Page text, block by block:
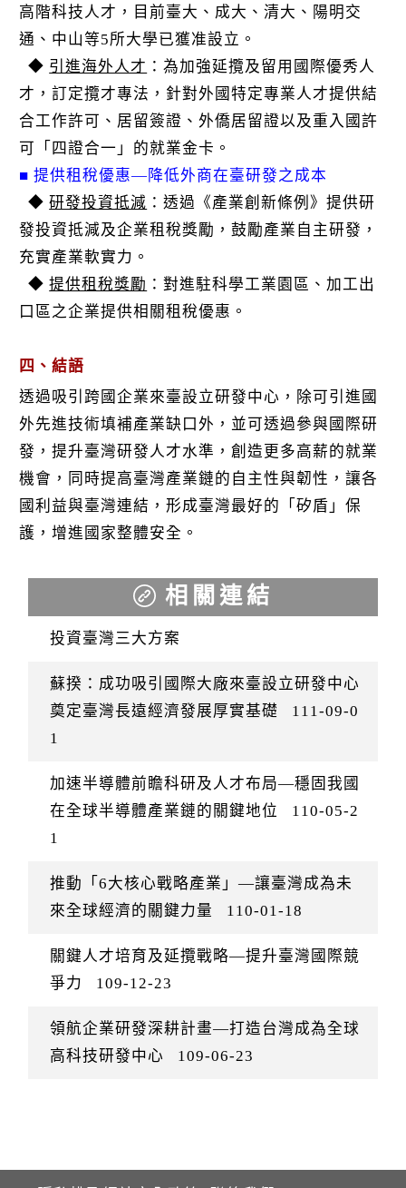
高階科技人才，目前臺大、成大、清大、陽明交
通、中山等5所大學已獲准設立。
◆ 引進海外人才 ：為加強延攬及留用國際優秀人
才，訂定攬才專法，針對外國特定專業人才提供結
合工作許可、居留簽證、外僑居留證以及重入國許
可「四證合一」的就業金卡。
■ 提供租稅優惠—降低外商在臺研發之成本
◆研發投資抵減 ：透過《產業創新條例》提供研
發投資抵減及企業租稅獎勵，鼓勵產業自主研發，
充實產業軟實力。
◆提供租稅獎勵 ：對進駐科學工業園區、加工出
口區之企業提供相關租稅優惠。
四、結語
透過吸引跨國企業來臺設立研發中心，除可引進國
外先進技術填補產業缺口外，並可透過參與國際研
發，提升臺灣研發人才水準，創造更多高薪的就業
機會，同時提高臺灣產業鏈的自主性與韌性，讓各
國利益與臺灣連結，形成臺灣最好的「矽盾」保
護，增進國家整體安全。
相關連結
投資臺灣三大方案
蘇揆：成功吸引國際大廠來臺設立研發中心
奠定臺灣長遠經濟發展厚實基礎
111-09-0
1
加速半導體前瞻科研及人才布局—穩固我國
在全球半導體產業鏈的關鍵地位
110-05-2
1
推動「6大核心戰略產業」—讓臺灣成為未
來全球經濟的關鍵力量
110-01-18
關鍵人才培育及延攬戰略—提升臺灣國際競
爭力
109-12-23
領航企業研發深耕計畫—打造台灣成為全球
高科技研發中心
109-06-23